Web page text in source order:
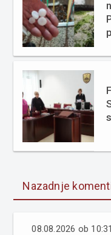
Nazadnje
08.08.2026 ob